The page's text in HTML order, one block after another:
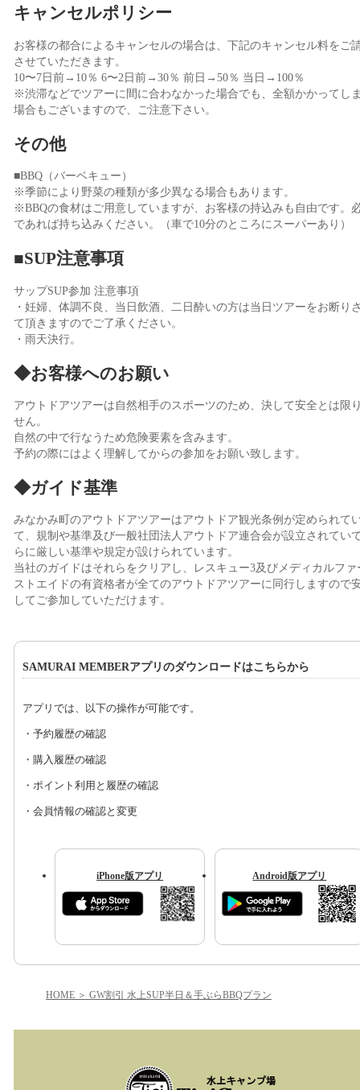
キャンセルポリシー
お客様の都合によるキャンセルの場合は、下記のキャンセル料をご
させていただきます。
10〜7日前→10％ 6〜2日前→30％ 前日→50％ 当日→100％
※渋滞などでツアーに間に合わなかった場合でも、全額かかってし
場合もございますので、ご注意下さい。
その他
■BBQ（バーベキュー）
※季節により野菜の種類が多少異なる場合もあります。
※BBQの食材はご用意していますが、お客様の持込みも自由です。
であれば持ち込みください。（車で10分のところにスーパーあり）
■SUP注意事項
サップSUP参加 注意事項
・妊婦、体調不良、当日飲酒、二日酔いの方は当日ツアーをお断り
て頂きますのでご了承ください。
・雨天決行。
◆お客様へのお願い
アウトドアツアーは自然相手のスポーツのため、決して安全とは限
せん。
自然の中で行なうため危険要素を含みます。
予約の際にはよく理解してからの参加をお願い致します。
◆ガイド基準
みなかみ町のアウトドアツアーはアウトドア観光条例が定められて
て、規制や基準及び一般社団法人アウトドア連合会が設立されてい
らに厳しい基準や規定が設けられています。
当社のガイドはそれらをクリアし、レスキュー3及びメディカルファ
ストエイドの有資格者が全てのアウトドアツアーに同行しますので
してご参加していただけます。
SAMURAI MEMBERアプリのダウンロードはこちらから
アプリでは、以下の操作が可能です。
・予約履歴の確認
・購入履歴の確認
・ポイント利用と履歴の確認
・会員情報の確認と変更
iPhone版アプリ Android版アプリ
HOME GW割引 水上SUP半日＆手ぶらBBQプラン